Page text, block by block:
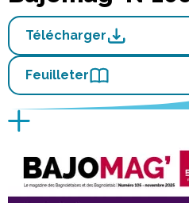
Télécharger
Feuilleter